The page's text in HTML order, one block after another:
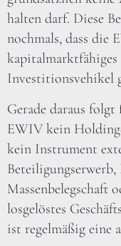
halten darf. Diese
nochmals, dass die
Investitionsvehikel
Gerade daraus
EWIV kein
kein Instrument
Beteiligungserwerb,
Massenbelegschaft
losgelöstes
ist regelmäßig eine